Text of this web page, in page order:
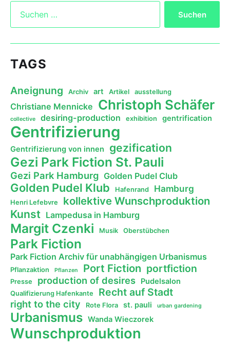
TAGS
Aneignung Archiv art Artikel ausstellung
Christiane Mennicke Christoph Schäfer
collective desiring-production exhibition gentrification
Gentrifizierung
Gentrifizierung von innen gezification
Gezi Park Fiction St. Pauli
Gezi Park Hamburg Golden Pudel Club
Golden Pudel Klub Hafenrand Hamburg
Henri Lefebvre kollektive Wunschproduktion
Kunst Lampedusa in Hamburg
Margit Czenki Musik Oberstübchen
Park Fiction
Park Fiction Archiv für unabhängigen Urbanismus
Pflanzaktion Pflanzen Port Fiction portfiction
Presse production of desires Pudelsalon
Qualifizierung Hafenkante Recht auf Stadt
right to the city Rote Flora st. pauli urban gardening
Urbanismus Wanda Wieczorek
Wunschproduktion